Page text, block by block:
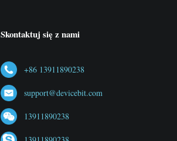
Skontaktuj się z nami
+86 13911890238
support@devicebit.com
13911890238